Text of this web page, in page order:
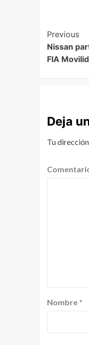
Previous
Nissan
FIA
Deja
Tu
Nombre *